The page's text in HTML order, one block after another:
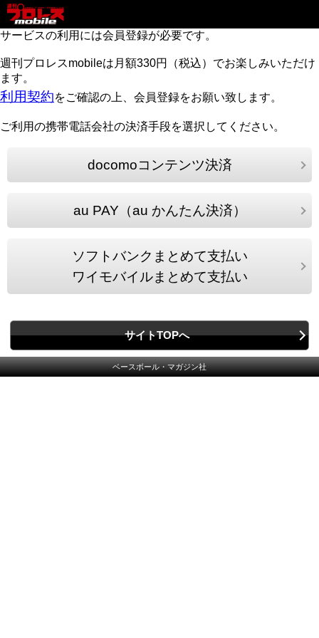
サービスの利用には会員登録が必要です。
週刊プロレスmobileは月額330円（税込）でお楽しみいただけ
ます。
利用契約をご確認の上、会員登録をお願い致します。
ご利用の携帯電話会社の決済手段を選択してください。
docomoコンテンツ決済
au PAY（au かんたん決済）
ソフトバンクまとめて支払い
ワイモバイルまとめて支払い
サイトTOPへ
ベースボール・マガジン社